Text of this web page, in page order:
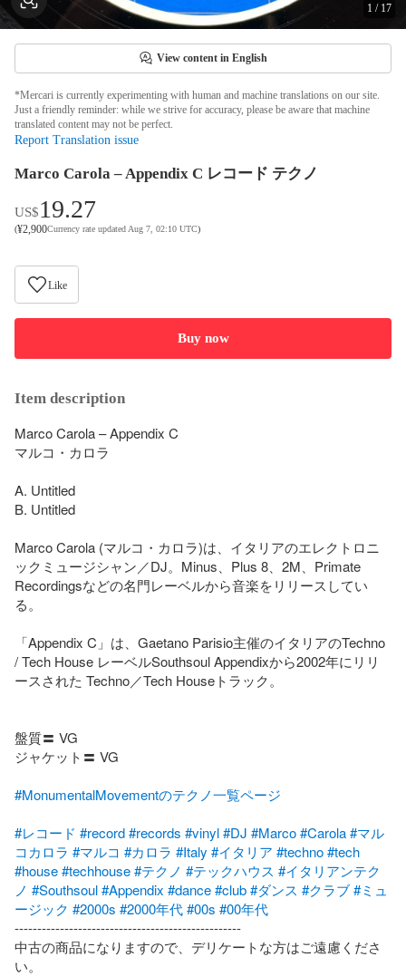
1 / 17
View content in English
*Mercari is currently experimenting with human and machine translations on our site.
Just a friendly reminder: while we strive for accuracy, please be aware that machine
translated content may not be perfect.
Report Translation issue
Marco Carola – Appendix C レコード テクノ
US$19.27
(¥2,900Currency rate updated Aug 7, 02:10 UTC)
Like
Buy now
Item description
Marco Carola – Appendix C
マルコ・カロラ
A. Untitled
B. Untitled
Marco Carola (マルコ・カロラ)は、イタリアのエレクトロニ
ックミュージシャン／DJ。Minus、Plus 8、2M、Primate
Recordingsなどの名門レーベルから音楽をリリースしてい
る。
「Appendix C」は、Gaetano Parisio主催のイタリアのTechno
/ Tech House レーベルSouthsoul Appendixから2002年にリリ
ースされた Techno／Tech Houseトラック。
盤質〓 VG
ジャケット〓 VG
#MonumentalMovementのテクノ一覧ページ
#レコード #record#records #vinyl#DJ #Marco#Carola#マル
コカロラ #マルコ #カロラ #Italy #イタリア #techno#tech
#house#techhouse#テクノ #テックハウス #イタリアンテク
ノ #Southsoul#Appendix #dance#club#ダンス #クラブ#ミュ
ージック #2000s #2000年代#00s #00年代
--------------------------------------------------
中古の商品になりますので、デリケートな方はご遠慮くださ
い。